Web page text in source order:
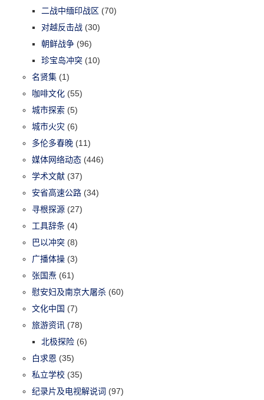
二战中缅印战区 (70)
对越反击战 (30)
朝鲜战争 (96)
珍宝岛冲突 (10)
名贤集 (1)
咖啡文化 (55)
城市探索 (5)
城市火灾 (6)
多伦多春晚 (11)
媒体网络动态 (446)
学术文献 (37)
安省高速公路 (34)
寻根探源 (27)
工具辞条 (4)
巴以冲突 (8)
广播体操 (3)
张国焘 (61)
慰安妇及南京大屠杀 (60)
文化中国 (7)
旅游资讯 (78)
北极探险 (6)
白求恩 (35)
私立学校 (35)
纪录片及电视解说词 (97)